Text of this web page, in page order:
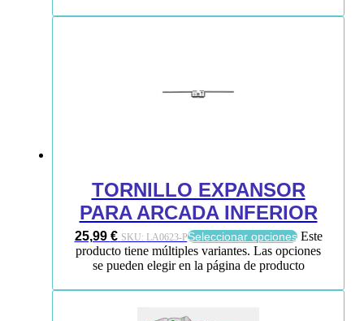
TORNILLO EXPANSOR
PARA ARCADA INFERIOR
25,99 € SKU: LA0623-PSeleccionar opciones Este
producto tiene múltiples variantes. Las opciones
se pueden elegir en la página de producto